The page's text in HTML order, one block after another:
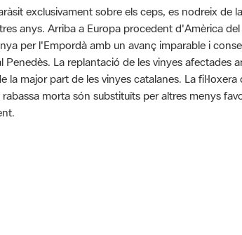
exclusivament sobre els ceps, es nodreix de
anys. Arriba a Europa procedent d'Amèrica
per l'Empordà amb un avanç imparable i
La replantació de les vinyes afectades
la major part de les vinyes catalanes. La
morta són substituïts per altres menys
és de 0 estrelles de 5.